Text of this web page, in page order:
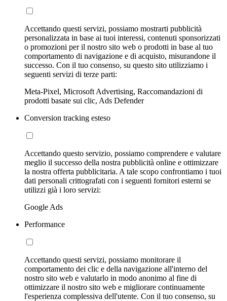
Accettando questi servizi, possiamo mostrarti pubblicità
personalizzata in base ai tuoi interessi, contenuti sponsorizzati
o promozioni per il nostro sito web o prodotti in base al tuo
comportamento di navigazione e di acquisto, misurandone il
successo. Con il tuo consenso, su questo sito utilizziamo i
seguenti servizi di terze parti:
Meta-Pixel, Microsoft Advertising, Raccomandazioni di
prodotti basate sui clic, Ads Defender
Conversion tracking esteso
Accettando questo servizio, possiamo comprendere e valutare
meglio il successo della nostra pubblicità online e ottimizzare
la nostra offerta pubblicitaria. A tale scopo confrontiamo i tuoi
dati personali crittografati con i seguenti fornitori esterni se
utilizzi già i loro servizi:
Google Ads
Performance
Accettando questi servizi, possiamo monitorare il
comportamento dei clic e della navigazione all'interno del
nostro sito web e valutarlo in modo anonimo al fine di
ottimizzare il nostro sito web e migliorare continuamente
l'esperienza complessiva dell'utente. Con il tuo consenso, su